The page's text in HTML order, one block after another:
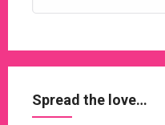
Spread the love…